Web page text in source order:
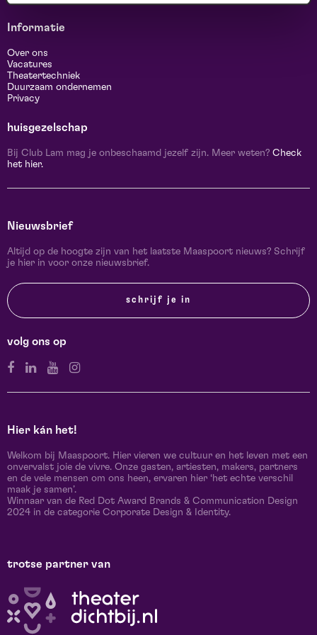
Informatie
Over ons
Vacatures
Theatertechniek
Duurzaam ondernemen
Privacy
huisgezelschap
Bij Club Lam mag je onbeschaamd jezelf zijn. Meer weten? Check
het hier.
Nieuwsbrief
Altijd op de hoogte zijn van het laatste Maaspoort nieuws? Schrijf
je hier in voor onze nieuwsbrief.
schrijf je in
volg ons op
Hier kán het!
Welkom bij Maaspoort. Hier vieren we cultuur en het leven met een
onvervalst joie de vivre. Onze gasten, artiesten, makers, partners
en de vele mensen om ons heen, ervaren hier ‘het echte verschil
maak je samen’.
Winnaar van de Red Dot Award Brands & Communication Design
2024 in de categorie Corporate Design & Identity.
trotse partner van